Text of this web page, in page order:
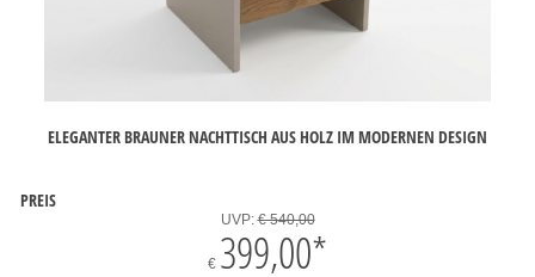
ELEGANTER BRAUNER NACHTTISCH AUS HOLZ IM MODERNEN DESIGN
PREIS
UVP:€ 540,00
€ 399,00*